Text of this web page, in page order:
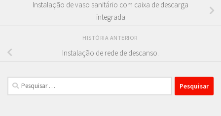
Instalação de vaso sanitário com caixa de descarga
integrada
HISTÓRIA ANTERIOR
Instalação de rede de descanso.
Pesquisar
por: